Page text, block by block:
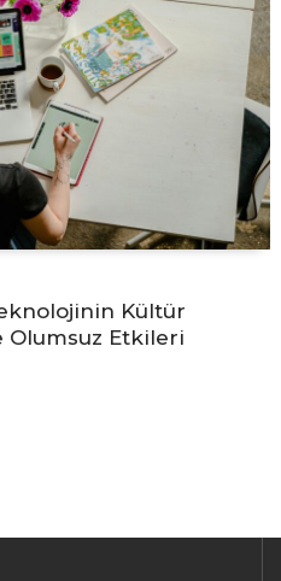
Kültür
Olumsuz Etkileri